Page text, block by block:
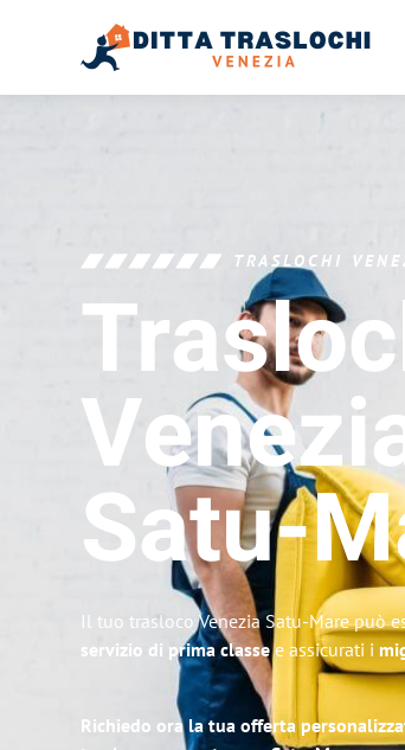
TRASLOCHI
Satu-
Il tuo trasloco Venezia Satu-Mare può
servizio di prima classee assicurati i
Richiedo ora la tua offerta